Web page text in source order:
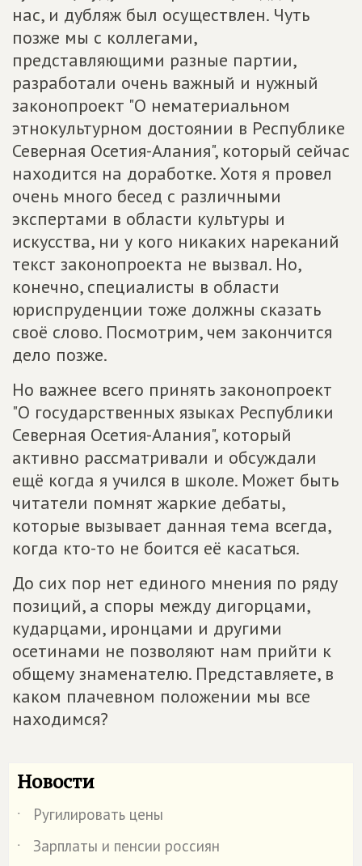
нас, и дубляж был осуществлен. Чуть
позже мы с коллегами,
представляющими разные партии,
разработали очень важный и нужный
законопроект "О нематериальном
этнокультурном достоянии в Республике
Северная Осетия-Алания", который сейчас
находится на доработке. Хотя я провел
очень много бесед с различными
экспертами в области культуры и
искусства, ни у кого никаких нареканий
текст законопроекта не вызвал. Но,
конечно, специалисты в области
юриспруденции тоже должны сказать
своё слово. Посмотрим, чем закончится
дело позже.
Но важнее всего принять законопроект
"О государственных языках Республики
Северная Осетия-Алания", который
активно рассматривали и обсуждали
ещё когда я учился в школе. Может быть
читатели помнят жаркие дебаты,
которые вызывает данная тема всегда,
когда кто-то не боится её касаться.
До сих пор нет единого мнения по ряду
позиций, а споры между дигорцами,
кударцами, иронцами и другими
осетинами не позволяют нам прийти к
общему знаменателю. Представляете, в
каком плачевном положении мы все
находимся?
Новости
˙
Ругилировать цены
˙
Зарплаты и пенсии россиян